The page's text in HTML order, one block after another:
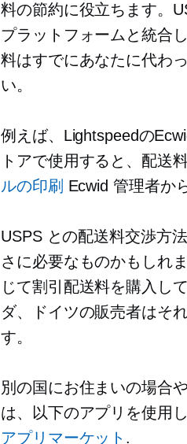
料の節約に役立ちます。
プラットフォームと統合
料はすでにあなたに代わ
い。
例えば、Lightspeedの
トアで使用すると、配送
ルの印刷 Ecwid 管理者か
USPS との配送料交渉方
さに必要なものかもしれ
じて割引配送料を購入し
ダ、ドイツの販売者はそ
す。
別の国にお住まいの場合
は、以下のアプリを使用
アプリマーケット .